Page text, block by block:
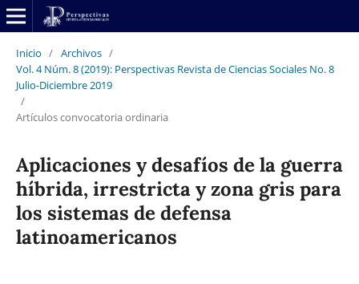
Inicio / Archivos /
Vol. 4 Núm. 8 (2019): Perspectivas Revista de Ciencias Sociales No. 8
Julio-Diciembre 2019
/
Artículos convocatoria ordinaria
Aplicaciones y desafíos de la guerra
híbrida, irrestricta y zona gris para
los sistemas de defensa
latinoamericanos